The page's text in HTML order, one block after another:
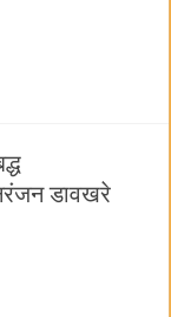
डावखरे